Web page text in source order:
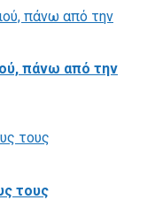
πάνω από την
τους